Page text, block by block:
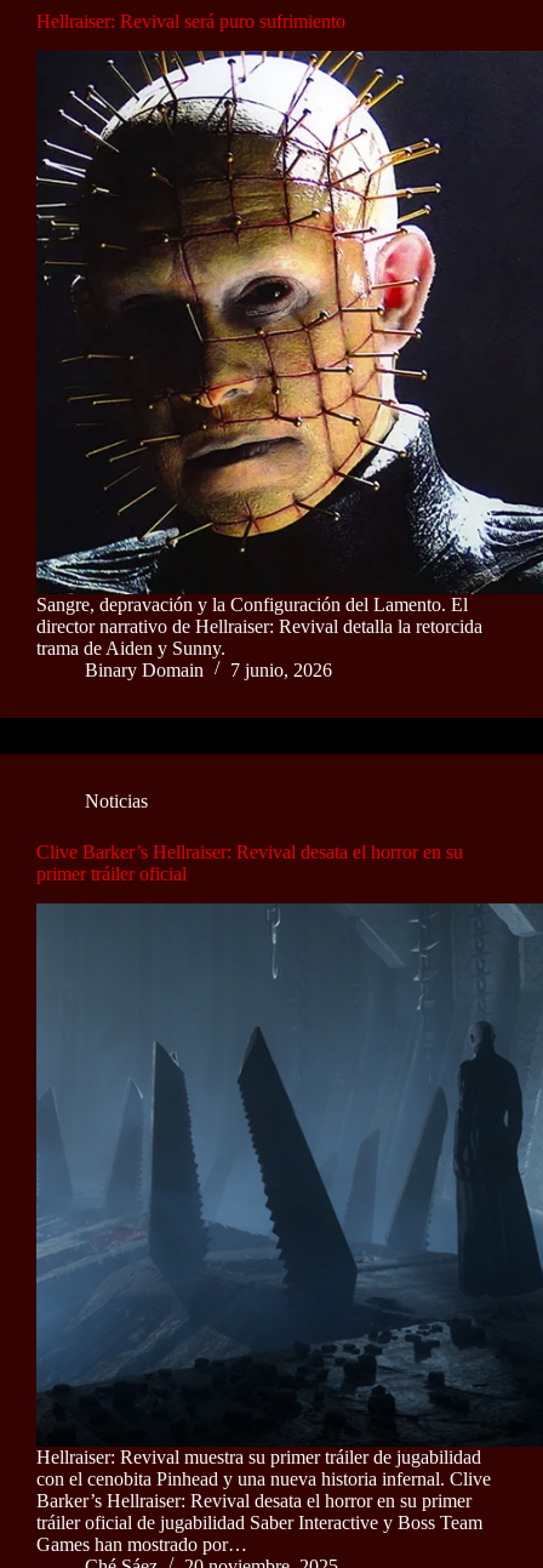
Hellraiser: Revival será puro sufrimiento
Sangre, depravación y la Configuración del Lamento. El
director narrativo de Hellraiser: Revival detalla la retorcida
trama de Aiden y Sunny.
Binary Domain
7 junio, 2026
Noticias
Clive Barker’s Hellraiser: Revival desata el horror en su
primer tráiler oficial
Hellraiser: Revival muestra su primer tráiler de jugabilidad
con el cenobita Pinhead y una nueva historia infernal. Clive
Barker’s Hellraiser: Revival desata el horror en su primer
tráiler oficial de jugabilidad Saber Interactive y Boss Team
Games han mostrado por…